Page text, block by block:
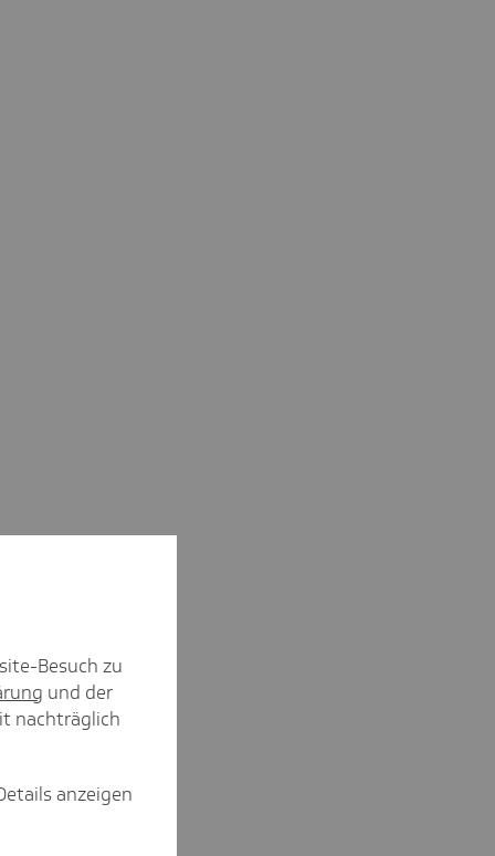
Besuch zu
und der
nachträglich
anzeigen